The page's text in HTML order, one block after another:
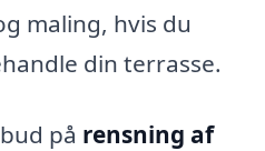
maling, hvis du
din terrasse.
på rensning af